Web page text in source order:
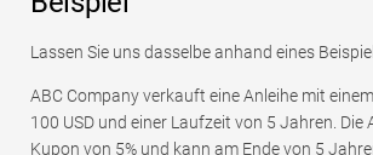
Lassen Sie uns dasselbe anhand eines
ABC Company verkauft eine Anleihe mit
100 USD und einer Laufzeit von 5 Jahren. Die
Kupon von 5% und kann am Ende von 5